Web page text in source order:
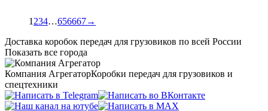
1 234…656667→
Доставка коробок передач для грузовиков по всей России
Показать все города
Компания АгрегаторКоробки передач для грузовиков и
спецтехники